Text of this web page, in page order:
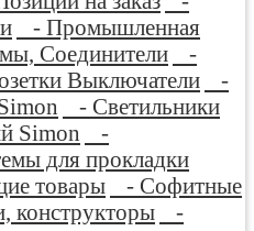
- Промышленная
Соединители
-
Выключатели
-
- Светильники
Simon
-
для прокладки
товары
- Софитные
конструкторы
-